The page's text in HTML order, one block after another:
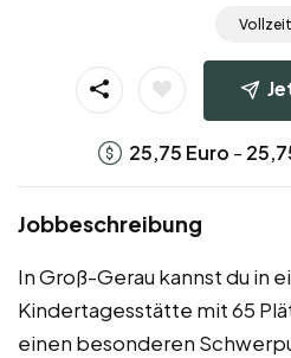
Vollzeit
25,75 Euro -
Jobbeschreibung
In Groß-Gerau kannst du in
Kindertagesstätte mit 65
einen besonderen